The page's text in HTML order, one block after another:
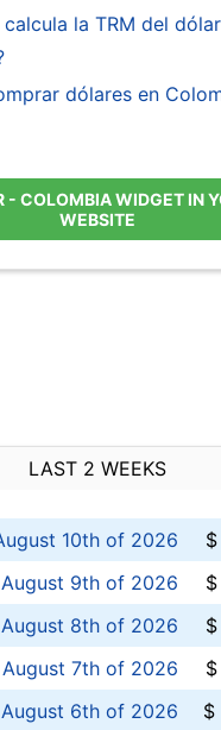
calcula la TRM del
dólares en
- COLOMBIA WIDGET IN
WEBSITE
LAST 2 WEEKS
10th of 2026
$
9th of 2026
$
8th of 2026
$
7th of 2026
$
6th of 2026
$